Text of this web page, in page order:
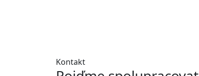
Kontakt